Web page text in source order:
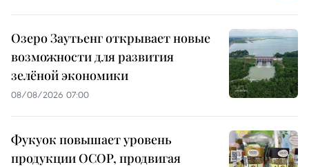
Озеро Заутьенг открывает новые
возможности для развития
зелёной экономики
08/08/2026 07:00
Фукуок повышает уровень
продукции OCOP, продвигая